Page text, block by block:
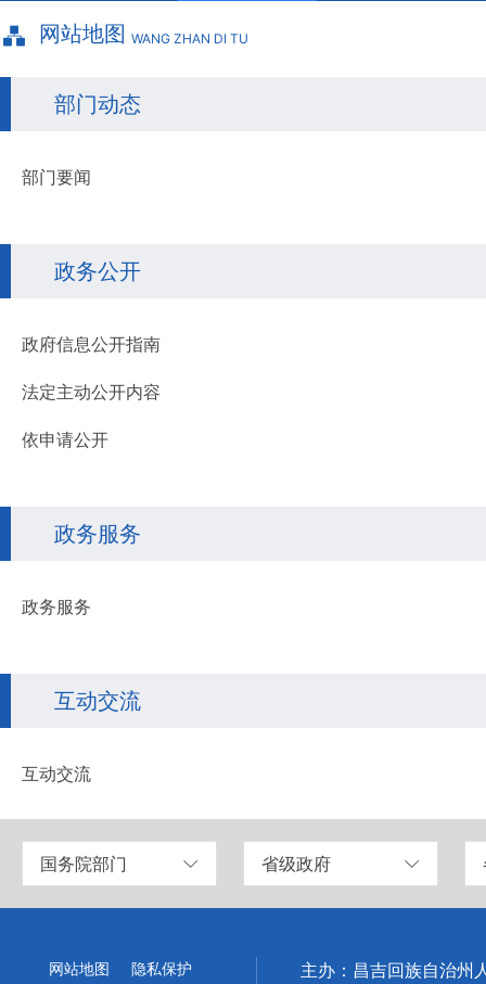
网站地图 WANG ZHAN DI TU
部门动态
部门要闻
政务公开
政府信息公开指南
法定主动公开内容
依申请公开
政务服务
政务服务
互动交流
互动交流
国务院部门 省级政府
网站地图
隐私保护
主办：昌吉回族自治州